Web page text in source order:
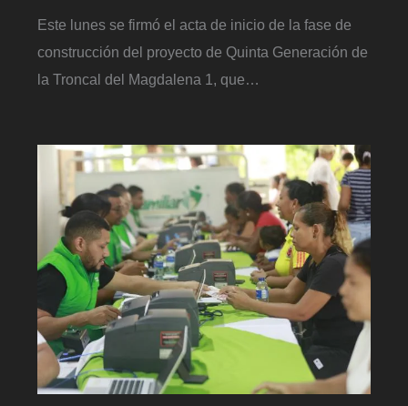
Este lunes se firmó el acta de inicio de la fase de
construcción del proyecto de Quinta Generación de
la Troncal del Magdalena 1, que…